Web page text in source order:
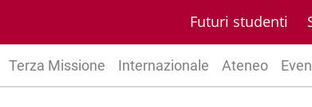
Futuri studenti
Terza Missione Internazionale Ateneo